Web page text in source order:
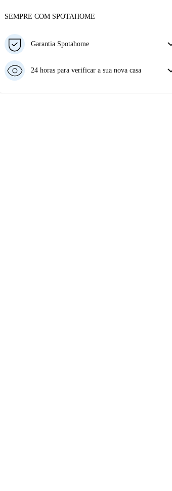
Mais sobre este senhorio
SEMPRE COM SPOTAHOME
Garantia Spotahome
antecedência, nós iremos A) pagar um hotel e ajudá-
seu dinheiro na totalidade.
24 horas para verificar a sua nova casa